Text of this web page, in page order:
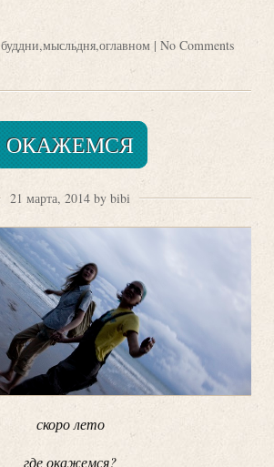
буддни,мысльдня,оглавном | No Comments
ОКАЖЕМСЯ
21 марта, 2014 by bibi
скоро лето
где окажемся?